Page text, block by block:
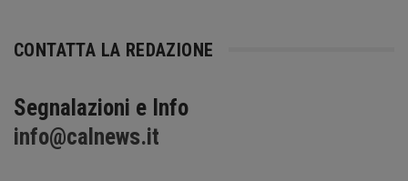
CONTATTA LA REDAZIONE
Segnalazioni e Info
info@calnews.it